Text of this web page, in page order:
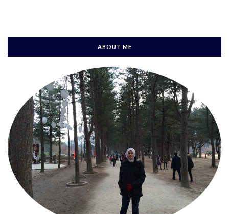
ABOUT ME